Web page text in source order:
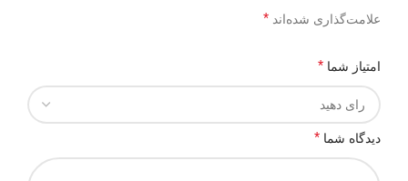
علامت‌گذاری شده‌اند *
امتیاز شما *
دیدگاه شما *